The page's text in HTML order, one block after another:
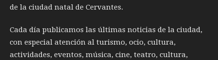
de la ciudad natal de Cervantes.
Cada día publicamos las últimas noticias de la ciudad,
con especial atención al turismo, ocio, cultura,
actividades, eventos, música, cine, teatro, cultura,